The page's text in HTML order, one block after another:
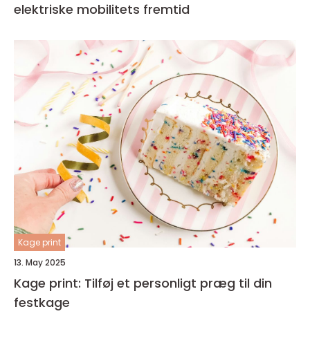
elektriske mobilitets fremtid
Kage print
13. May 2025
Kage print: Tilføj et personligt præg til din
festkage